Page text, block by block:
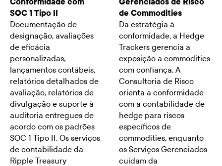
SOC 1 Tipo II
Documentação de
designação, avaliações
de eficácia
personalizadas,
lançamentos contábeis,
relatórios detalhados de
avaliação, relatórios de
divulgação e suporte à
auditoria entregues de
acordo com os padrões
SOC 1 Tipo II. Os serviços
de contabilidade da
Ripple Treasury
de Commodities
Da estratégia à
conformidade, a Hedge
Trackers gerencia a
exposição a commodities
com confiança. A
Consultoria de Risco
orienta a conformidade
com a contabilidade de
hedge para riscos
específicos de
commodities, enquanto
os Serviços Gerenciados
cuidam da